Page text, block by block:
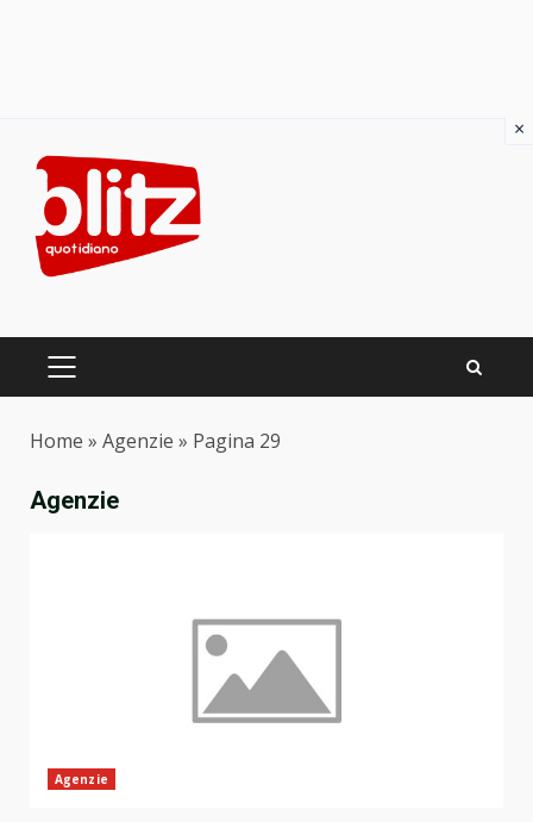
content
PRIMARY
Home » Agenzie » Pagina 29
Agenzie
Agenzie
×